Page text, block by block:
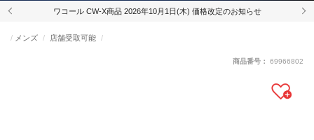
ワコール CW-X商品 2026年10月1日(木) 価格改定のお知らせ
メンズ 店舗受取可能
商品番号： 69966802